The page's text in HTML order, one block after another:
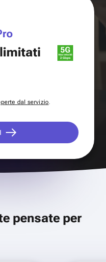
dal servizio.
pensate per